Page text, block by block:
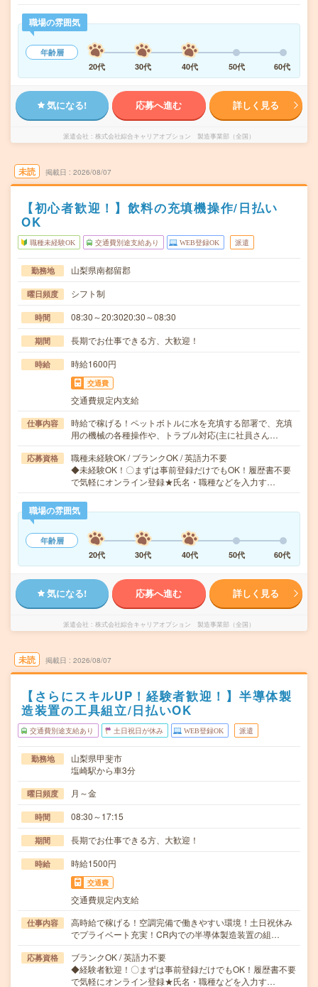
職場の雰囲気
年齢層
20代
30代 40代 50代 60代
気になる! 応募へ進む 詳しく見る
派遣会社 株式会社綜合キャリアオプション 製造事業部（全国）
未読 掲載日 2026/08/07
【初心者歓迎！】飲料の充填機操作/日払い
OK
職種未経験OK 交通費別途支給あり WEB登録OK 派遣
勤務地 山梨県南都留郡
曜日頻度 シフト制
時間 08:30～20:3020:30～08:30
期間 長期でお仕事できる方、大歓迎！
時給 時給1600円
交通費
交通費規定内支給
仕事内容
時給で稼げる！ペットボトルに水を充填する部署で、充填
用の機械の各種操作や、トラブル対応(主に社員さん…
応募資格
職種未経験OK / ブランクOK / 英語力不要
◆未経験OK！〇まずは事前登録だけでもOK！履歴書不要
で気軽にオンライン登録★氏名・職種などを入力す…
職場の雰囲気
年齢層
20代
30代 40代 50代 60代
気になる! 応募へ進む 詳しく見る
派遣会社 株式会社綜合キャリアオプション 製造事業部（全国）
未読 掲載日 2026/08/07
【さらにスキルUP！経験者歓迎！】半導体製
造装置の工具組立/日払いOK
交通費別途支給あり 土日祝日が休み WEB登録OK 派遣
勤務地
山梨県甲斐市
塩崎駅から車3分
曜日頻度 月～金
時間 08:30～17:15
期間 長期でお仕事できる方、大歓迎！
時給 時給1500円
交通費
交通費規定内支給
仕事内容
高時給で稼げる！空調完備で働きやすい環境！土日祝休み
でプライベート充実！CR内での半導体製造装置の組…
応募資格
ブランクOK / 英語力不要
◆経験者歓迎！〇まずは事前登録だけでもOK！履歴書不要
で気軽にオンライン登録★氏名・職種などを入力す…